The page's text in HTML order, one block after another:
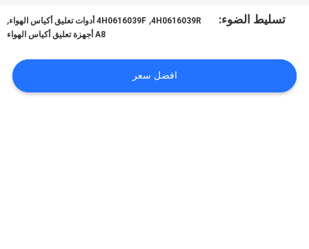
اقتباس
خريطة
الموقع
تسليط الضوء: 4H0616039R
, 4H0616039F أدوات تعليق أكياس الهواء ,
A8 أجهزة تعليق أكياس الهواء
افضل سعر